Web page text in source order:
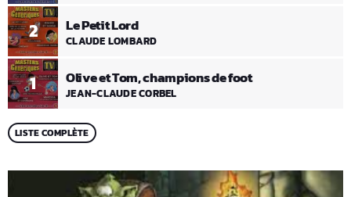
1 Olive et Tom, champions de foot
JEAN-CLAUDE CORBEL
2 Le Petit Lord
CLAUDE LOMBARD
LISTE COMPLÈTE